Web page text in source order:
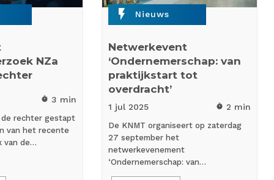
NZa
timer 3 min
de rechter gestapt
van het recente
van de…
flash_on Nieuws
Netwerkevent
‘Ondernemerschap: van
praktijkstart tot
overdracht’
1 jul 2025 timer 2 min
De KNMT organiseert op zaterdag
27 september het
netwerkevenement
‘Ondernemerschap: van…